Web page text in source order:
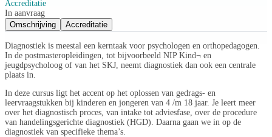
Accreditatie
In aanvraag
Omschrijving
Accreditatie
Diagnostiek is meestal een kerntaak voor psychologen en orthopedagogen.
In de postmasteropleidingen, tot bijvoorbeeld NIP Kind¬ en
jeugdpsycholoog of van het SKJ, neemt diagnostiek dan ook een centrale
plaats in.
In deze cursus ligt het accent op het oplossen van gedrags- en
leervraagstukken bij kinderen en jongeren van 4 /m 18 jaar. Je leert meer
over het diagnostisch proces, van intake tot adviesfase, over de procedure
van handelingsgerichte diagnostiek (HGD). Daarna gaan we in op de
diagnostiek van specifieke thema’s.